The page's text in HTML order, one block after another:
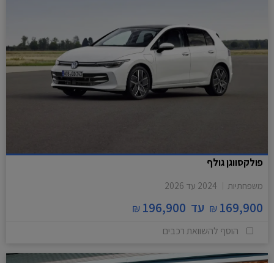
פולקסווגן גולף
משפחתיות 2024 עד 2026
169,900
₪ עד 196,900
₪
הוסף להשוואת רכבים